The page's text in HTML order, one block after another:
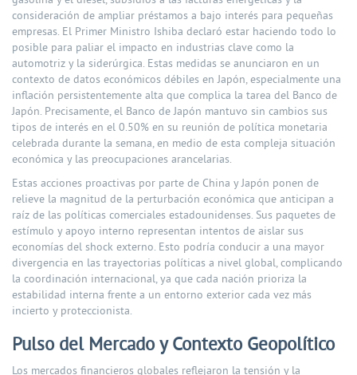
consideración de ampliar préstamos a bajo interés para pequeñas
empresas. El Primer Ministro Ishiba declaró estar haciendo todo lo
posible para paliar el impacto en industrias clave como la
automotriz y la siderúrgica. Estas medidas se anunciaron en un
contexto de datos económicos débiles en Japón, especialmente una
inflación persistentemente alta que complica la tarea del Banco de
Japón. Precisamente, el Banco de Japón mantuvo sin cambios sus
tipos de interés en el 0.50% en su reunión de política monetaria
celebrada durante la semana, en medio de esta compleja situación
económica y las preocupaciones arancelarias.
Estas acciones proactivas por parte de China y Japón ponen de
relieve la magnitud de la perturbación económica que anticipan a
raíz de las políticas comerciales estadounidenses. Sus paquetes de
estímulo y apoyo interno representan intentos de aislar sus
economías del shock externo. Esto podría conducir a una mayor
divergencia en las trayectorias políticas a nivel global, complicando
la coordinación internacional, ya que cada nación prioriza la
estabilidad interna frente a un entorno exterior cada vez más
incierto y proteccionista.
Pulso del Mercado y Contexto Geopolítico
Los mercados financieros globales reflejaron la tensión y la